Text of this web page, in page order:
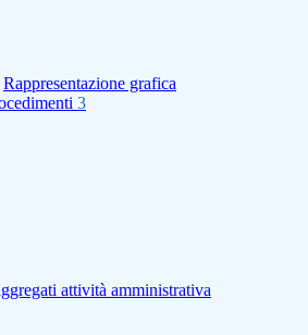
Rappresentazione grafica
3
attività amministrativa